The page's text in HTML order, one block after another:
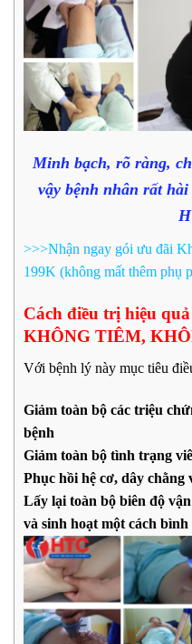
Minh bạch, rõ ràng,
vậy bệnh nhân rất
>>>Nhận ngay gói ưu đãi
199K (không mất thêm phụ
Cách điều trị hiệu
KHÔNG TIÊM,
Với bệnh lý này mục tiêu
Giảm toàn bộ các triệu
bệnh
Giảm toàn bộ tình trạng
Phục hồi hệ cơ, dây chằng
Lấy lại toàn bộ biên độ
và sinh hoạt một cách